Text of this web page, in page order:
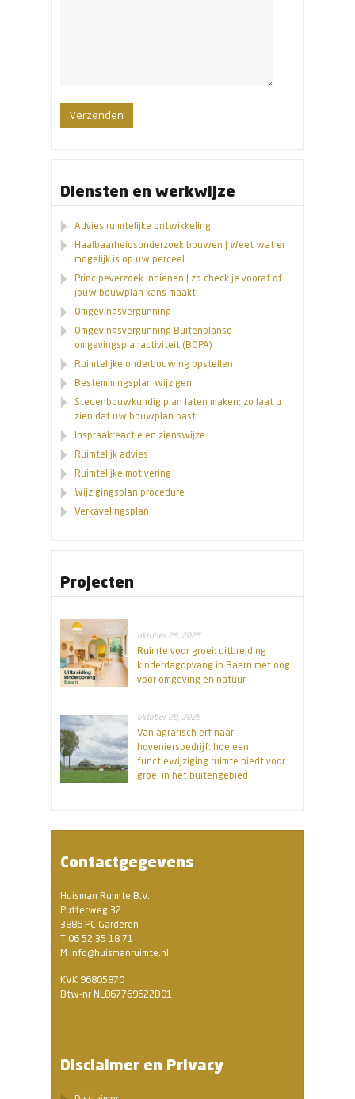
Diensten en werkwijze
Advies ruimtelijke ontwikkeling
Haalbaarheidsonderzoek bouwen | Weet wat er
mogelijk is op uw perceel
Principeverzoek indienen | zo check je vooraf of
jouw bouwplan kans maakt
Omgevingsvergunning
Omgevingsvergunning Buitenplanse
omgevingsplanactiviteit (BOPA)
Ruimtelijke onderbouwing opstellen
Bestemmingsplan wijzigen
Stedenbouwkundig plan laten maken: zo laat u
zien dat uw bouwplan past
Inspraakreactie en zienswijze
Ruimtelijk advies
Ruimtelijke motivering
Wijzigingsplan procedure
Verkavelingsplan
Projecten
oktober 28, 2025
Ruimte voor groei: uitbreiding
kinderdagopvang in Baarn met oog
voor omgeving en natuur
oktober 28, 2025
Van agrarisch erf naar
hoveniersbedrijf: hoe een
functiewijziging ruimte biedt voor
groei in het buitengebied
Contactgegevens
Huisman Ruimte B.V.
Putterweg 32
3886 PC Garderen
T 06 52 35 18 71
M info@huismanruimte.nl
KVK 96805870
Btw-nr NL867769622B01
Disclaimer en Privacy